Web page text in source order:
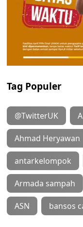
Tag Populer
@TwitterUK
Ahmad Heryawan
antarkelompok
Armada sampah
ASN bansos